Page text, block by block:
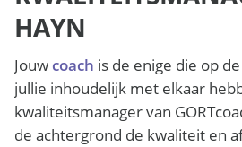
HAYN
Jouw coach is de enige die op
jullie inhoudelijk met elkaar
kwaliteitsmanager van
de achtergrond de kwaliteit en